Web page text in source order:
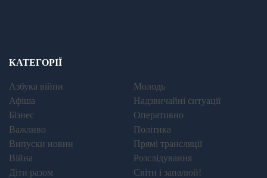
КАТЕГОРІЇ
Азбука війни
Афіша
Бізнес
Важливо
Випуски новин
Війна
Діти разом
Молодь
Надзвичайні ситуації
Оперативно
Політика
Прямі трансляції
Розслідування
Світи і запалюй!